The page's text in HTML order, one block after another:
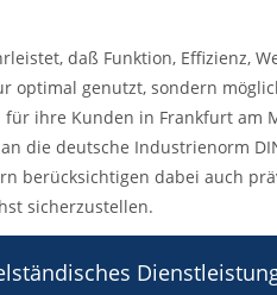
daß Funktion, Effizienz,
optimal genutzt, sondern
für ihre Kunden in Frankfurt
die deutsche Industrienorm
berücksichtigen dabei auch
sicherzustellen.